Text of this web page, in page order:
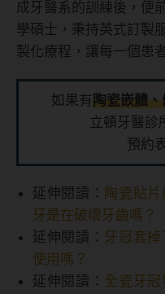
成牙醫系的訓練後，便
學碩士，秉持英式訂製
製化療程，讓每一個患
如果有陶瓷嵌體、
立頓牙醫診
預約
延伸閱讀： 陶瓷貼
牙是在破壞牙齒嗎？
延伸閱讀： 牙冠套
使用嗎？
延伸閱讀： 全瓷牙